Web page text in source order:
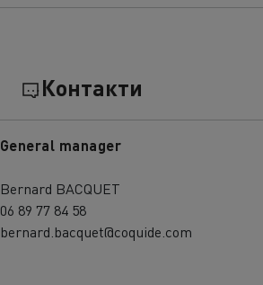
Контакти
General manager
Bernard BACQUET
06 89 77 84 58
bernard.bacquet@coquide.com